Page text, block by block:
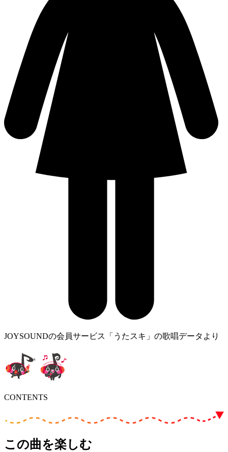
JOYSOUNDの会員サービス「うたスキ」の歌唱データより
CONTENTS
この曲を楽しむ